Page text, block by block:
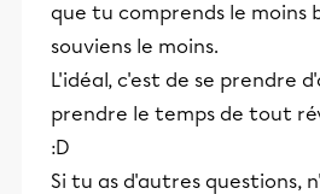
que tu comprends le moins
souviens le moins.
L'idéal, c'est de se prendre
prendre le temps de tout
:D
Si tu as d'autres questions,